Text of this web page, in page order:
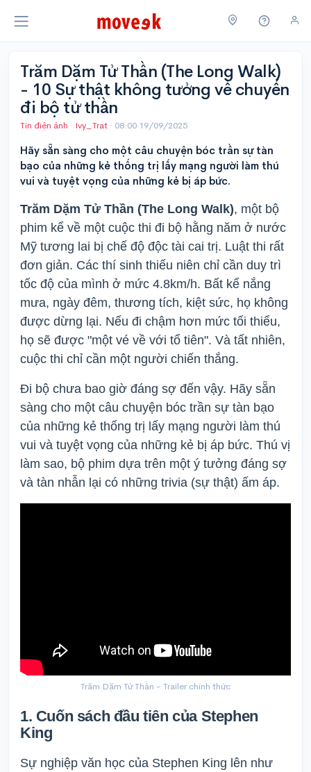
Trăm Dặm Tử Thần (The Long Walk)
- 10 Sự thật không tưởng về chuyến
đi bộ tử thần
Tin điện ảnh · Ivy_Trat · 08:00 19/09/2025
Hãy sẵn sàng cho một câu chuyện bóc trần sự tàn
bạo của những kẻ thống trị lấy mạng người làm thú
vui và tuyệt vọng của những kẻ bị áp bức.
Trăm Dặm Tử Thần (The Long Walk), một bộ
phim kể về một cuộc thi đi bộ hằng năm ở nước
Mỹ tương lai bị chế độ độc tài cai trị. Luật thi rất
đơn giản. Các thí sinh thiếu niên chỉ cần duy trì
tốc độ của mình ở mức 4.8km/h. Bất kể nắng
mưa, ngày đêm, thương tích, kiệt sức, họ không
được dừng lại. Nếu đi chậm hơn mức tối thiểu,
họ sẽ được "một vé về với tổ tiên". Và tất nhiên,
cuộc thi chỉ cần một người chiến thắng.
Đi bộ chưa bao giờ đáng sợ đến vậy. Hãy sẵn
sàng cho một câu chuyện bóc trần sự tàn bạo
của những kẻ thống trị lấy mạng người làm thú
vui và tuyệt vọng của những kẻ bị áp bức. Thú vị
làm sao, bộ phim dựa trên một ý tưởng đáng sợ
và tàn nhẫn lại có những trivia (sự thật) ấm áp.
Trăm Dặm Tử Thần - Trailer chính thức
1. Cuốn sách đầu tiên của Stephen
King
Sự nghiệp văn học của Stephen King lên như